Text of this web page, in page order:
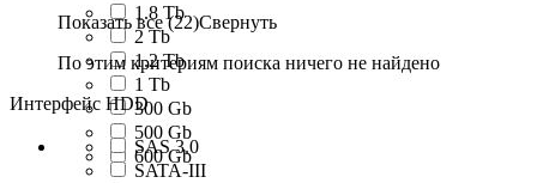
1.8 Tb
2 Tb
1.2 Tb
1 Tb
300 Gb
500 Gb
600 Gb
Показать все (22)Свернуть
По этим критериям поиска ничего не найдено
Интерфейс HDD
SAS 3.0
SATA-III